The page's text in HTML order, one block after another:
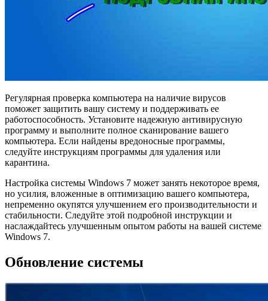
Регулярная проверка компьютера на наличие вирусов
поможет защитить вашу систему и поддерживать ее
работоспособность. Установите надежную антивирусную
программу и выполните полное сканирование вашего
компьютера. Если найдены вредоносные программы,
следуйте инструкциям программы для удаления или
карантина.
Настройка системы Windows 7 может занять некоторое время,
но усилия, вложенные в оптимизацию вашего компьютера,
непременно окупятся улучшением его производительности и
стабильности. Следуйте этой подробной инструкции и
наслаждайтесь улучшенным опытом работы на вашей системе
Windows 7.
Обновление системы